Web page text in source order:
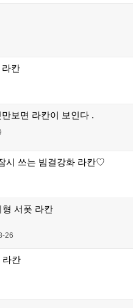
라칸
보면 라칸이 보인다 .
시 쓰는 빔결강화 라칸♡
서폿 라칸
26
라칸